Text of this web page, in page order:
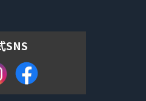
SNS